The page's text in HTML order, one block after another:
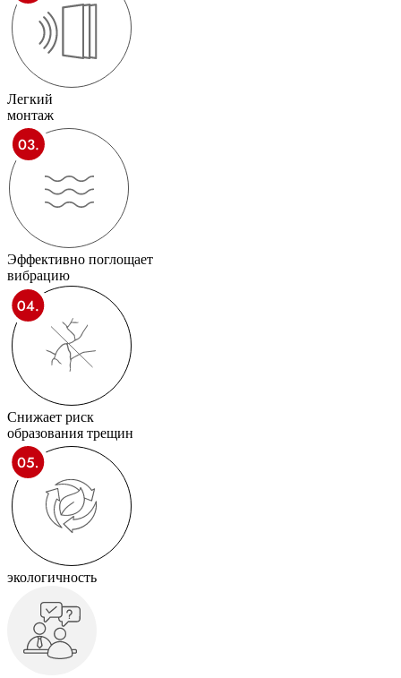
Легкий
монтаж
Эффективно поглощает
вибрацию
Снижает риск
образования трещин
экологичность